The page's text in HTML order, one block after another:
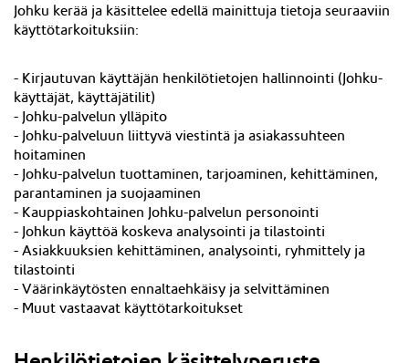
Johku kerää ja käsittelee edellä mainittuja tietoja seuraaviin
käyttötarkoituksiin:
- Kirjautuvan käyttäjän henkilötietojen hallinnointi (Johku-
käyttäjät, käyttäjätilit)
- Johku-palvelun ylläpito
- Johku-palveluun liittyvä viestintä ja asiakassuhteen
hoitaminen
- Johku-palvelun tuottaminen, tarjoaminen, kehittäminen,
parantaminen ja suojaaminen
- Kauppiaskohtainen Johku-palvelun personointi
- Johkun käyttöä koskeva analysointi ja tilastointi
- Asiakkuuksien kehittäminen, analysointi, ryhmittely ja
tilastointi
- Väärinkäytösten ennaltaehkäisy ja selvittäminen
- Muut vastaavat käyttötarkoitukset